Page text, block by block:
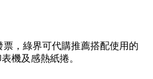
，綠界可代購推薦搭配使用的
機及感熱紙捲。